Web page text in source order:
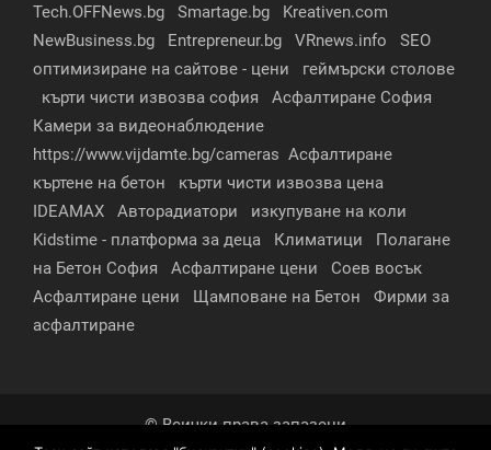
Tech.OFFNews.bg Smartage.bg
Kreativen.com
NewBusiness.bg
Entrepreneur.bg VRnews.info
SEO
оптимизиране на сайтове - цени
геймърски столове
кърти чисти извозва софия
Асфалтиране София
Камери за видеонаблюдение
https://www.vijdamte.bg/cameras Асфалтиране
къртене на бетон
кърти чисти извозва цена
IDEAMAX
Авторадиатори
изкупуване на коли
Kidstime - платформа за деца
Климатици
Полагане
на Бетон София
Асфалтиране цени
Соев восък
Асфалтиране цени
Щамповане на Бетон
Фирми за
асфалтиране
© Всички права запазени